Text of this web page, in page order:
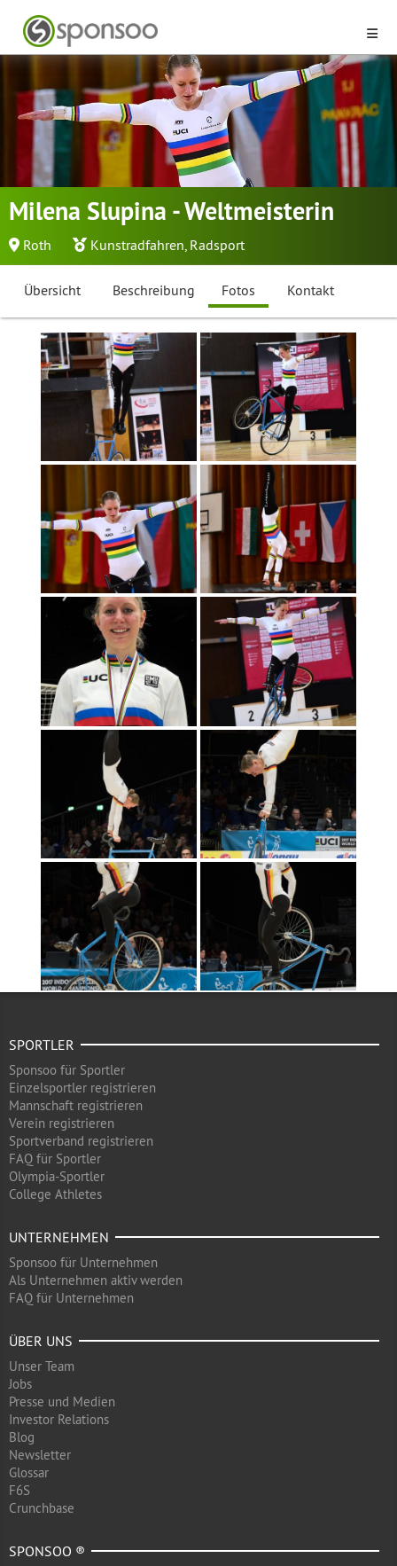
Milena Slupina - Weltmeisterin
Roth Kunstradfahren, Radsport
Übersicht Beschreibung Fotos Kontakt
SPORTLER
Sponsoo für Sportler
Einzelsportler registrieren
Mannschaft registrieren
Verein registrieren
Sportverband registrieren
FAQ für Sportler
Olympia-Sportler
College Athletes
UNTERNEHMEN
Sponsoo für Unternehmen
Als Unternehmen aktiv werden
FAQ für Unternehmen
ÜBER UNS
Unser Team
Jobs
Presse und Medien
Investor Relations
Blog
Newsletter
Glossar
F6S
Crunchbase
SPONSOO ®